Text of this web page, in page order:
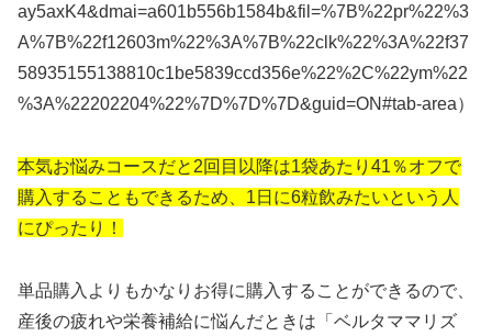
ay5axK4&dmai=a601b556b1584b&fil=%7B%22pr%22%3
A%7B%22f12603m%22%3A%7B%22clk%22%3A%22f37
58935155138810c1be5839ccd356e%22%2C%22ym%22
%3A%22202204%22%7D%7D%7D&guid=ON#tab-area）
本気お悩みコースだと2回目以降は1袋あたり41％オフで
購入することもできるため、1日に6粒飲みたいという人
にぴったり！
単品購入よりもかなりお得に購入することができるので、
産後の疲れや栄養補給に悩んだときは 「ベルタママリズ